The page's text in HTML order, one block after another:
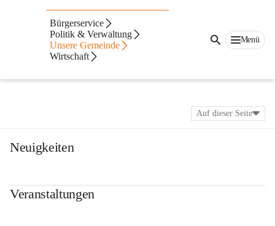
Bürgerservice
Politik & Verwaltung
Unsere Gemeinde
Wirtschaft
Menü
Auf dieser Seite
Neuigkeiten
Veranstaltungen